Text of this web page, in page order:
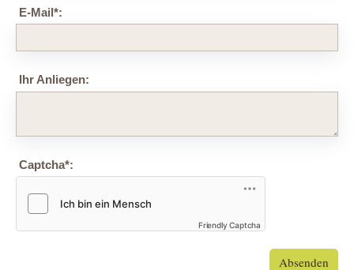
E-Mail*:
Ihr Anliegen:
Captcha*:
Friendly Captcha
Absenden